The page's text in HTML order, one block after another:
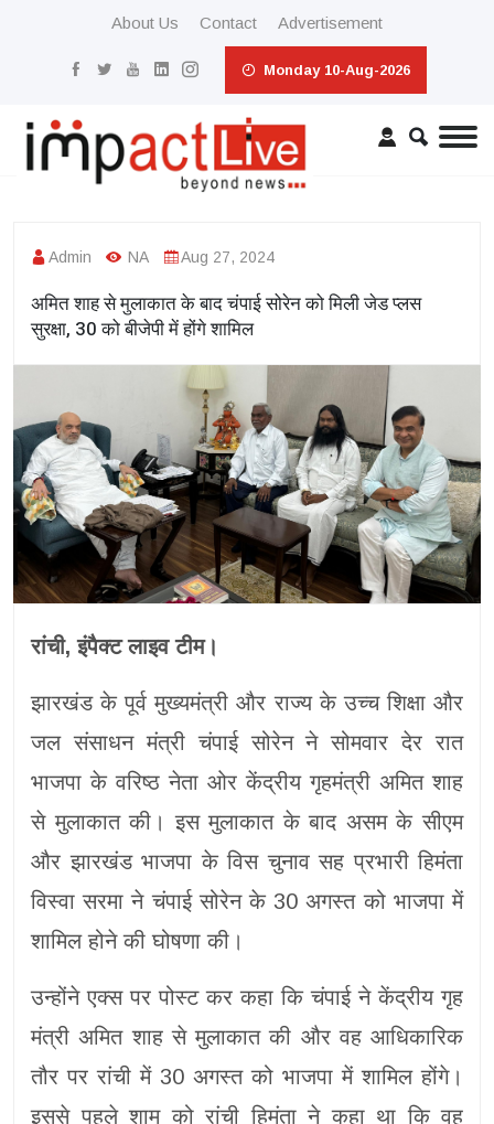
About Us Contact Advertisement
Monday 10-Aug-2026
Admin NA Aug 27, 2024
अमित शाह से मुलाकात के बाद चंपाई सोरेन को मिली जेड प्लस
सुरक्षा, 30 को बीजेपी में होंगे शामिल
रांची, इंपैक्ट लाइव टीम।
झारखंड के पूर्व मुख्यमंत्री और राज्य के उच्च शिक्षा और
जल संसाधन मंत्री चंपाई सोरेन ने सोमवार देर रात
भाजपा के वरिष्ठ नेता ओर केंद्रीय गृहमंत्री अमित शाह
से मुलाकात की। इस मुलाकात के बाद असम के सीएम
और झारखंड भाजपा के विस चुनाव सह प्रभारी हिमंता
विस्वा सरमा ने चंपाई सोरेन के 30 अगस्त को भाजपा में
शामिल होने की घोषणा की।
उन्होंने एक्स पर पोस्ट कर कहा कि चंपाई ने केंद्रीय गृह
मंत्री अमित शाह से मुलाकात की और वह आधिकारिक
तौर पर रांची में 30 अगस्त को भाजपा में शामिल होंगे।
इससे पहले शाम को रांची हिमंता ने कहा था कि वह